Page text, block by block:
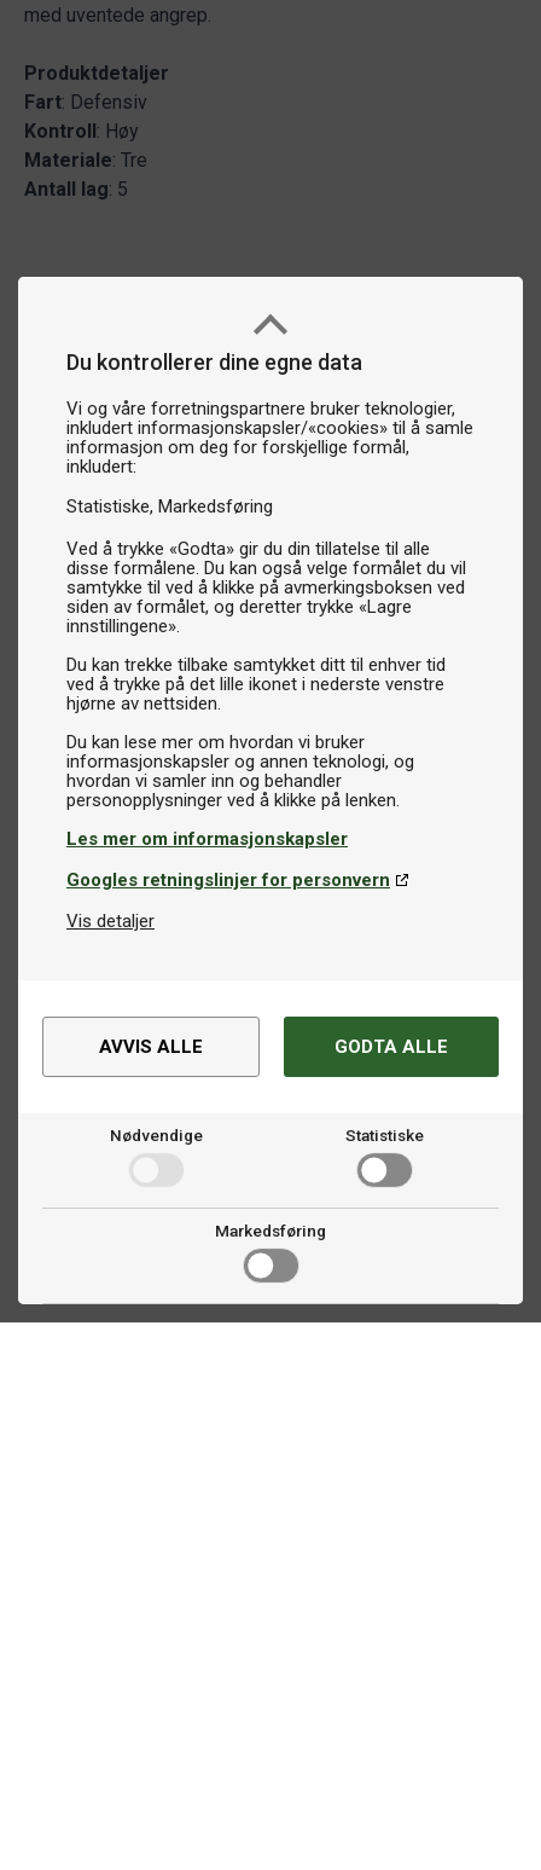
Du kontrollerer dine egne data
Vi og våre forretningspartnere bruker teknologier,
inkludert informasjonskapsler/«cookies» til å samle
informasjon om deg for forskjellige formål,
inkludert:
Statistiske Markedsføring
Ved å trykke «Godta» gir du din tillatelse til alle
disse formålene. Du kan også velge formålet du vil
samtykke til ved å klikke på avmerkingsboksen ved
siden av formålet, og deretter trykke «Lagre
innstillingene».
Du kan trekke tilbake samtykket ditt til enhver tid
ved å trykke på det lille ikonet i nederste venstre
hjørne av nettsiden.
Du kan lese mer om hvordan vi bruker
informasjonskapsler og annen teknologi, og
hvordan vi samler inn og behandler
Les mer om informasjonskapsler
Googles retningslinjer for personvern
Vis detaljer
AVVIS ALLE GODTA ALLE
Nødvendige Statistiske
Markedsføring
med uventede angrep.
Produktdetaljer
Fart: Defensiv
Kontroll: Høy
Materiale: Tre
Antall lag: 5